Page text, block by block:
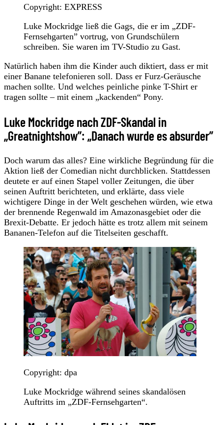
Copyright: EXPRESS
Luke Mockridge ließ die Gags, die er im „ZDF-
Fernsehgarten” vortrug, von Grundschülern
schreiben. Sie waren im TV-Studio zu Gast.
Natürlich haben ihm die Kinder auch diktiert, dass er mit
einer Banane telefonieren soll. Dass er Furz-Geräusche
machen sollte. Und welches peinliche pinke T-Shirt er
tragen sollte – mit einem „kackenden“ Pony.
Luke Mockridge nach ZDF-Skandal in
„Greatnightshow”: „Danach wurde es absurder”
Doch warum das alles? Eine wirkliche Begründung für die
Aktion ließ der Comedian nicht durchblicken. Stattdessen
deutete er auf einen Stapel voller Zeitungen, die über
seinen Auftritt berichteten, und erklärte, dass viele
wichtigere Dinge in der Welt geschehen würden, wie etwa
der brennende Regenwald im Amazonasgebiet oder die
Brexit-Debatte. Er jedoch hätte es trotz allem mit seinem
Bananen-Telefon auf die Titelseiten geschafft.
Copyright: dpa
Luke Mockridge während seines skandalösen
Auftritts im „ZDF-Fernsehgarten“.